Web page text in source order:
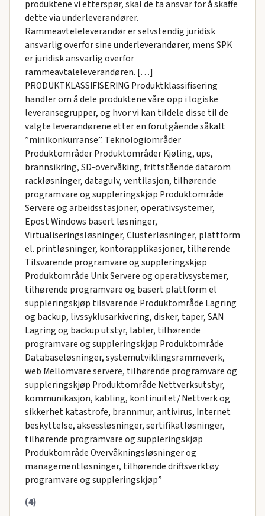
produktene vi etterspør, skal de ta ansvar for å skaffe
dette via underleverandører.
Rammeavteleleverandør er selvstendig juridisk
ansvarlig overfor sine underleverandører, mens SPK
er juridisk ansvarlig overfor
rammeavtaleleverandøren. […]
PRODUKTKLASSIFISERING Produktklassifisering
handler om å dele produktene våre opp i logiske
leveransegrupper, og hvor vi kan tildele disse til de
valgte leverandørene etter en forutgående såkalt
”minikonkurranse”. Teknologiområder
Produktområder Produktområder Kjøling, ups,
brannsikring, SD-overvåking, frittstående datarom
rackløsninger, datagulv, ventilasjon, tilhørende
programvare og suppleringskjøp Produktområde
Servere og arbeidsstasjoner, operativsystemer,
Epost Windows basert løsninger,
Virtualiseringsløsninger, Clusterløsninger, plattform
el. printløsninger, kontorapplikasjoner, tilhørende
Tilsvarende programvare og suppleringskjøp
Produktområde Unix Servere og operativsystemer,
tilhørende programvare og basert plattform el
suppleringskjøp tilsvarende Produktområde Lagring
og backup, livssyklusarkivering, disker, taper, SAN
Lagring og backup utstyr, labler, tilhørende
programvare og suppleringskjøp Produktområde
Databaseløsninger, systemutviklingsrammeverk,
web Mellomvare servere, tilhørende programvare og
suppleringskjøp Produktområde Nettverksutstyr,
kommunikasjon, kabling, kontinuitet/ Nettverk og
sikkerhet katastrofe, brannmur, antivirus, Internet
beskyttelse, aksessløsninger, sertifikatløsninger,
tilhørende programvare og suppleringskjøp
Produktområde Overvåkningsløsninger og
managementløsninger, tilhørende driftsverktøy
programvare og suppleringskjøp”
(4)